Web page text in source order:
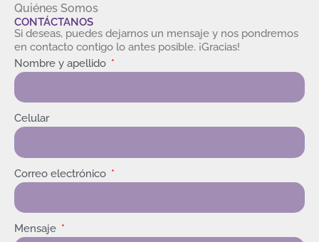
Quiénes Somos
CONTÁCTANOS
Si deseas, puedes dejarnos un mensaje y nos pondremos
en contacto contigo lo antes posible. ¡Gracias!
Nombre y apellido
Celular
Correo electrónico
Mensaje